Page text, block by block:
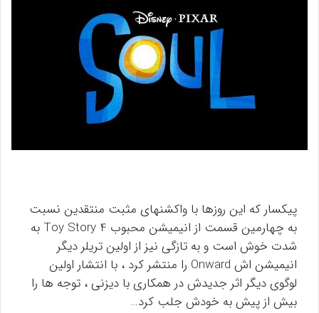
پیکسار که این روزها با واکشنهای مثبت منتقدین نسبت
به چهارمین قسمت از انیمیشن محبوب Toy Story 4 به
شدت خوش است و به تازگی نیز از اولین تریلر دیگر
انیمیشن اش Onward را منتشر کرد ،‌ با انتشار اولین
لوگوی دیگر اثر جدیدش در همکاری با دیزنی ،‌ توجه ها را
بیش از پیش به خودش جلب کرد…